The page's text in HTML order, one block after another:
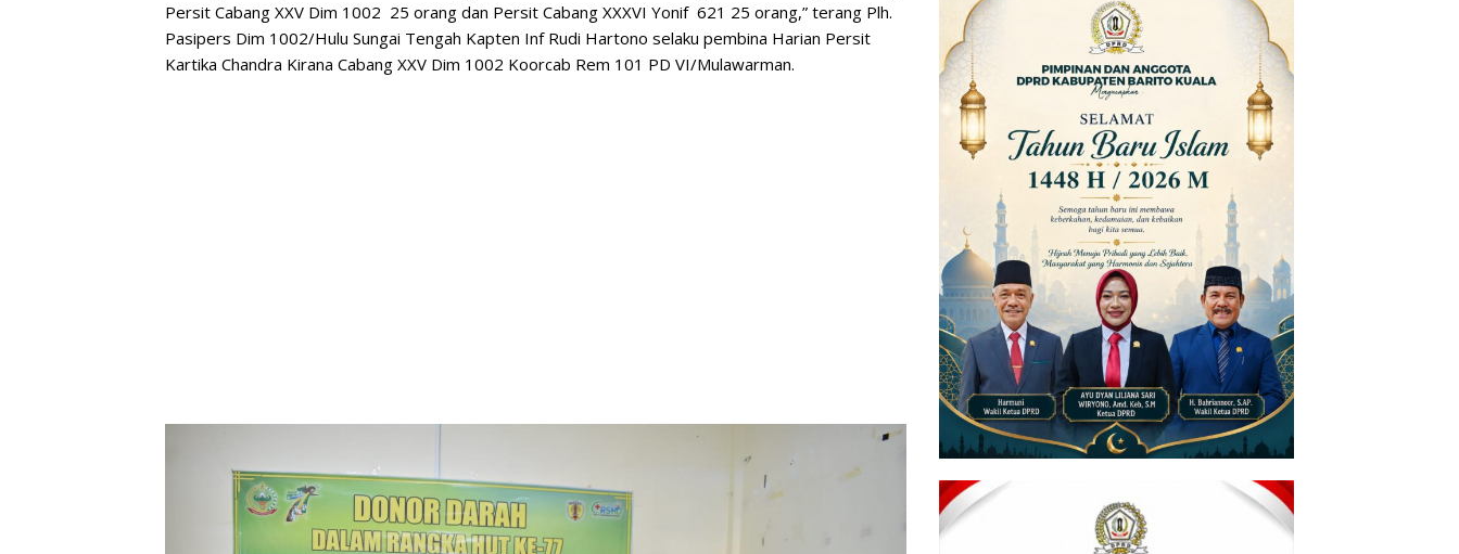
Persit Cabang XXV Dim 1002 25 orang dan Persit Cabang XXXVI Yonif 621 25 orang,” terang Plh.
Pasipers Dim 1002/Hulu Sungai Tengah Kapten Inf Rudi Hartono selaku pembina Harian Persit
Kartika Chandra Kirana Cabang XXV Dim 1002 Koorcab Rem 101 PD VI/Mulawarman.